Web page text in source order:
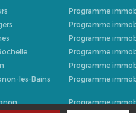
les-Bains
Programme
Programme
Programme
Programme
Programme
Programme
Programme